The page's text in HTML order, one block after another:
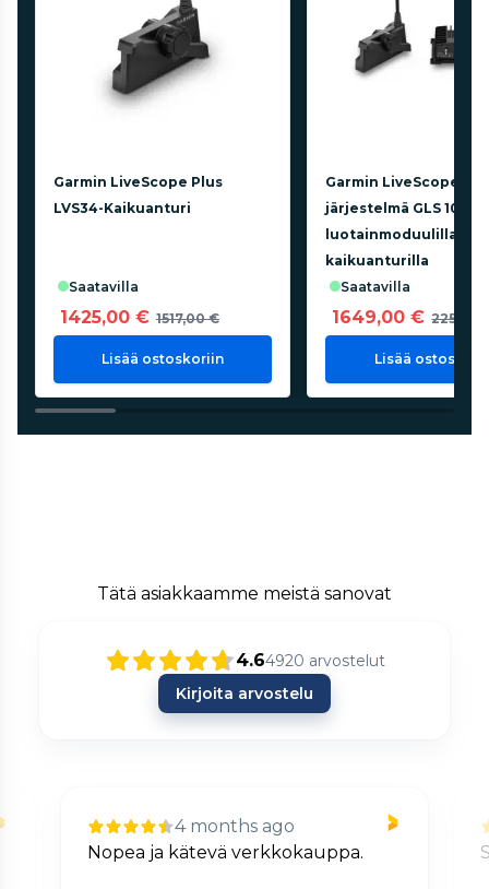
Garmin LiveScope Plus
LVS34-Kaikuanturi
saatavilla
1425,00 € 1517,00 €
Lisää ostoskoriin
Garmin LiveScope
järjestelmä GLS 10 -
luotainmoduulilla ja
kaikuanturilla
saatavilla
1649,00 €
Lisää
Tätä asiakkaamme meistä sanovat
4.64920 arvostelut
Kirjoita arvostelu
4 months ago
Nopea ja kätevä verkkokauppa.